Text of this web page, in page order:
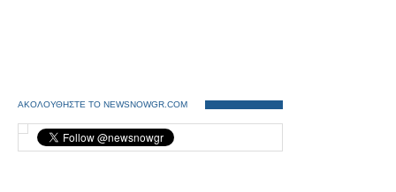
ΑΚΟΛΟΥΘΗΣΤΕ ΤΟ NEWSNOWGR.COM